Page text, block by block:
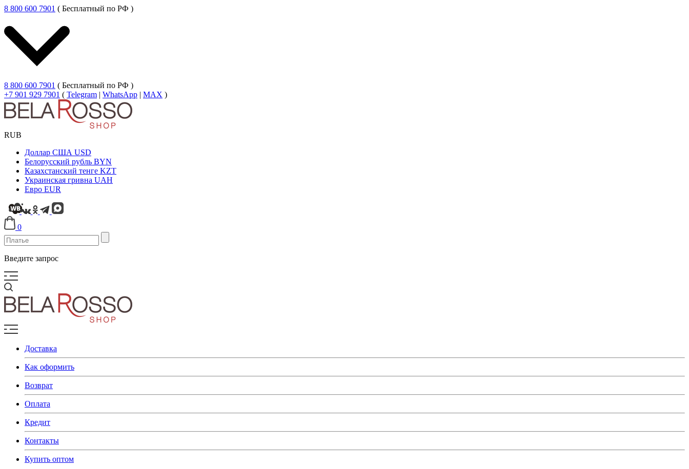
8 800 600 7901 ( Бесплатный по РФ )
8 800 600 7901 ( Бесплатный по РФ )
+7 901 929 7901 ( Telegram | WhatsApp | MAX )
RUB
Доллар США USD
Белорусский рубль BYN
Казахстанский тенге KZT
Украинская гривна UAH
Евро EUR
0
Введите запрос
Доставка
Как оформить
Возврат
Оплата
Кредит
Контакты
Купить оптом